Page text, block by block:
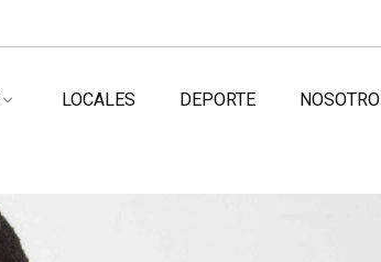
LOCALES DEPORTE NOSOTRO